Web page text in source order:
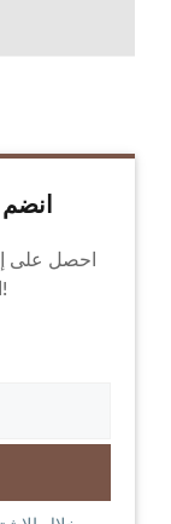
احصل على
اللياقة البدنية والتغذية لدينا!